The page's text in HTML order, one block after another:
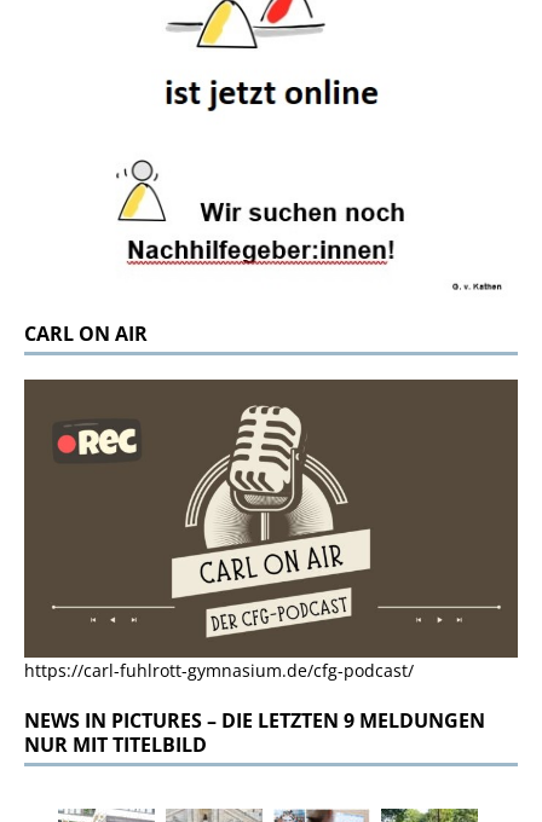
CARL ON AIR
https://carl-fuhlrott-gymnasium.de/cfg-podcast/
NEWS IN PICTURES – DIE LETZTEN 9 MELDUNGEN
NUR MIT TITELBILD